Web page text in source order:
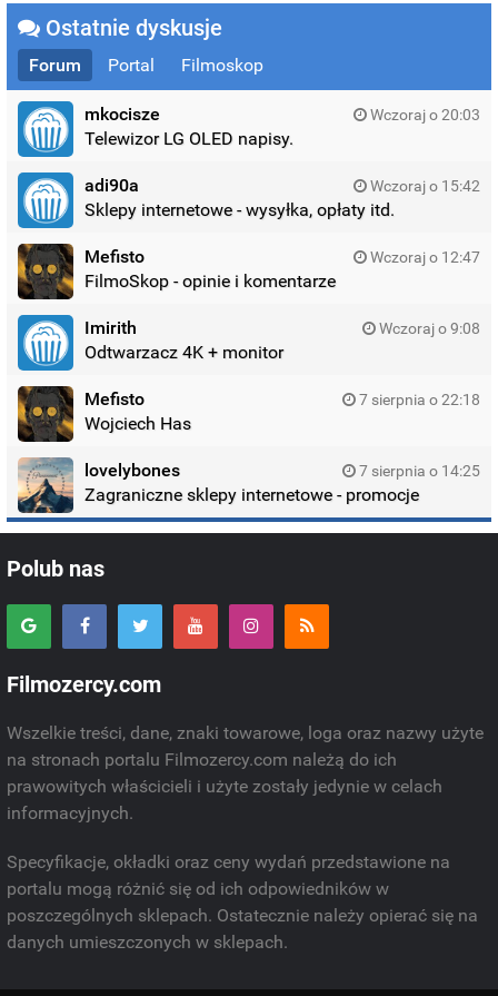
Ostatnie dyskusje
Forum Portal Filmoskop
mkocisze Wczoraj o 20:03
Telewizor LG OLED napisy.
adi90a Wczoraj o 15:42
Sklepy internetowe - wysyłka, opłaty itd.
Mefisto Wczoraj o 12:47
FilmoSkop - opinie i komentarze
Imirith Wczoraj o 9:08
Odtwarzacz 4K + monitor
Mefisto 7 sierpnia o 22:18
Wojciech Has
lovelybones 7 sierpnia o 14:25
Zagraniczne sklepy internetowe - promocje
Polub nas
Filmozercy.com
Wszelkie treści, dane, znaki towarowe, loga oraz nazwy użyte
na stronach portalu Filmozercy.com należą do ich
prawowitych właścicieli i użyte zostały jedynie w celach
informacyjnych.
Specyfikacje, okładki oraz ceny wydań przedstawione na
portalu mogą różnić się od ich odpowiedników w
poszczególnych sklepach. Ostatecznie należy opierać się na
danych umieszczonych w sklepach.